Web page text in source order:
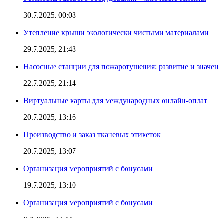
30.7.2025, 00:08
Утепление крыши экологически чистыми материалами
29.7.2025, 21:48
Насосные станции для пожаротушения: развитие и
22.7.2025, 21:14
Виртуальные карты для международных онлайн-оплат
20.7.2025, 13:16
Производство и заказ тканевых этикеток
20.7.2025, 13:07
Организация мероприятий с бонусами
19.7.2025, 13:10
Организация мероприятий с бонусами